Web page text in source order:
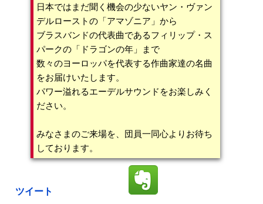
日本ではまだ聞く機会の少ないヤン・ヴァン
デルローストの「アマゾニア」から
ブラスバンドの代表曲であるフィリップ・ス
パークの「ドラゴンの年」まで
数々のヨーロッパを代表する作曲家達の名曲
をお届けいたします。
パワー溢れるエーデルサウンドをお楽しみく
ださい。
みなさまのご来場を、団員一同心よりお待ち
しております。
ツイート